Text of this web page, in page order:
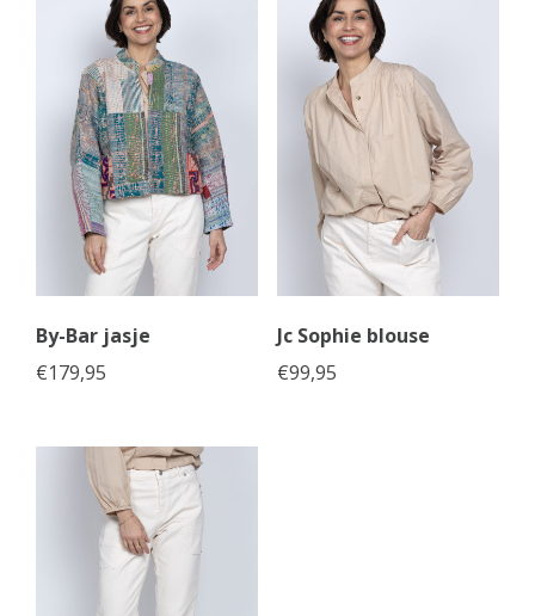
By-Bar jasje
€179,95
Jc Sophie blouse
€99,95